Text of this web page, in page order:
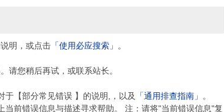
明，或点击 「使用必应搜索」。
请您稍后再试，或联系站长。
于【部分常见错误 】的说明,，以及 「通用排查指南」
。
当前错误信息与描述寻求帮助。 注：请将"当前错误信息"复